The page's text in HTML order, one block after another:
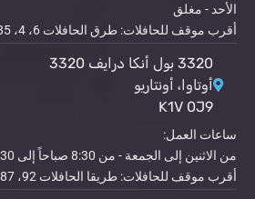
الأحد - مغلق
أقرب موقف للحافلات: طرق الحافلات 6، 4، 85
3320 بول أنكا درايف 3320
أوتاوا، أونتاريو
K1V 0J9
ساعات العمل:
من الاثنين إلى الجمعة - من 8:30 صباحاً إلى 4:30 مساءً
أقرب موقف للحافلات: طريقا الحافلات 92، 87